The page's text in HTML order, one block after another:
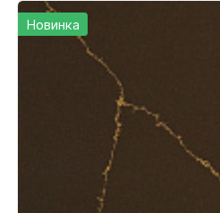
Новинка